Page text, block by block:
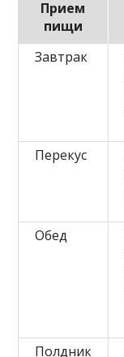
Прием
пищи
Завтрак
Перекус
Обед
Полдник